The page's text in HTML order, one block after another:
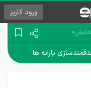
ورود کاربر
یارانه ها